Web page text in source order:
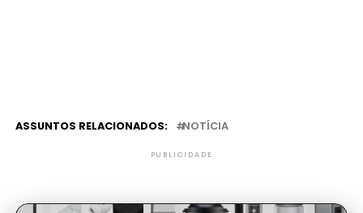
ASSUNTOS RELACIONADOS: NOTÍCIA
PUBLICIDADE